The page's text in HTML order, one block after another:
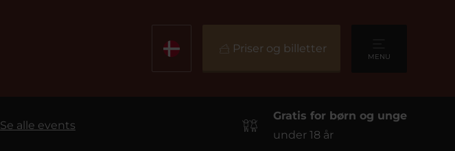
Priser og billetter
MENU
Se alle events
Gratis for børn og unge
under 18 år